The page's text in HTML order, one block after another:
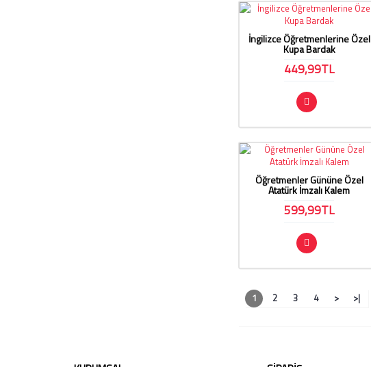
İngilizce Öğretmenlerine Özel
Kupa Bardak
449,99TL
Öğretmenler Gününe Özel
Atatürk İmzalı Kalem
599,99TL
1 2 3 4 > >|